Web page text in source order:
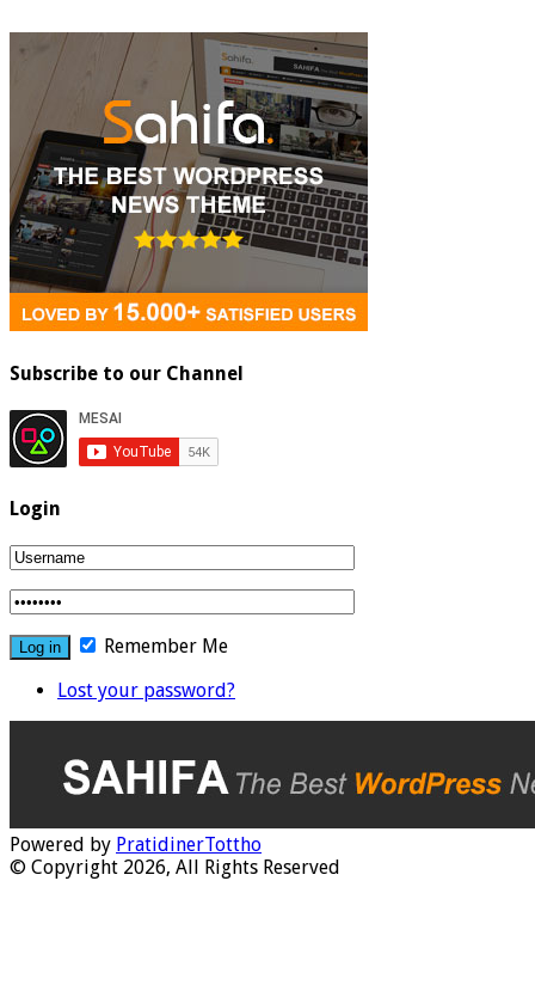
Subscribe to our Channel
Login
Remember Me
Lost your password?
Powered by PratidinerTottho
© Copyright 2026, All Rights Reserved